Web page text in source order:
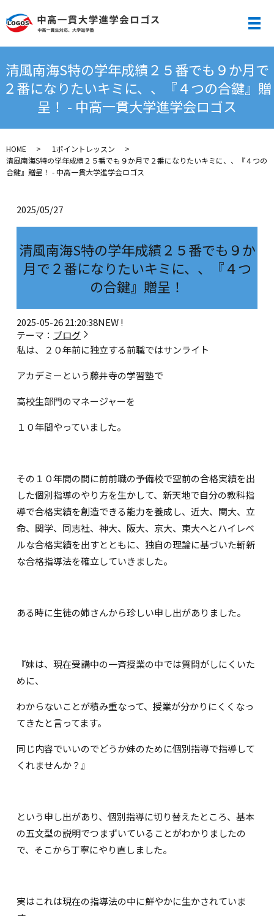
メ
清風南海S特の学年成績２５番でも９か月で
２番になりたいキミに、、『４つの合鍵』贈
呈！ - 中高一貫大学進学会ロゴス
HOME
1ポイントレッスン
清風南海S特の学年成績２５番でも９か月で２番になりたいキミに、、『４つの
合鍵』贈呈！ - 中高一貫大学進学会ロゴス
2025/05/27
清風南海S特の学年成績２５番でも９か
月で２番になりたいキミに、、『４つ
の合鍵』贈呈！
2025-05-26 21:20:38NEW !
テーマ： ブログ
私は、２０年前に独立する前職ではサンライト
アカデミーという藤井寺の学習塾で
高校生部門のマネージャーを
１０年間やっていました。
その１０年間の間に前前職の予備校で空前の合格実績を出
した個別指導のやり方を生かして、新天地で自分の教科指
導で合格実績を創造できる能力を養成し、近大、関大、立
命、関学、同志社、神大、阪大、京大、東大へとハイレベ
ルな合格実績を出すとともに、独自の理論に基づいた斬新
な合格指導法を確立していきました。
ある時に生徒の姉さんから珍しい申し出がありました。
『妹は、現在受講中の一斉授業の中では質問がしにくいた
めに、
わからないことが積み重なって、授業が分かりにくくなっ
てきたと言ってます。
同じ内容でいいのでどうか妹のために個別指導で指導して
くれませんか？』
という申し出があり、個別指導に切り替えたところ、基本
の五文型の説明でつまずいていることがわかりましたの
で、そこから丁寧にやり直しました。
実はこれは現在の指導法の中に鮮やかに生かされていま